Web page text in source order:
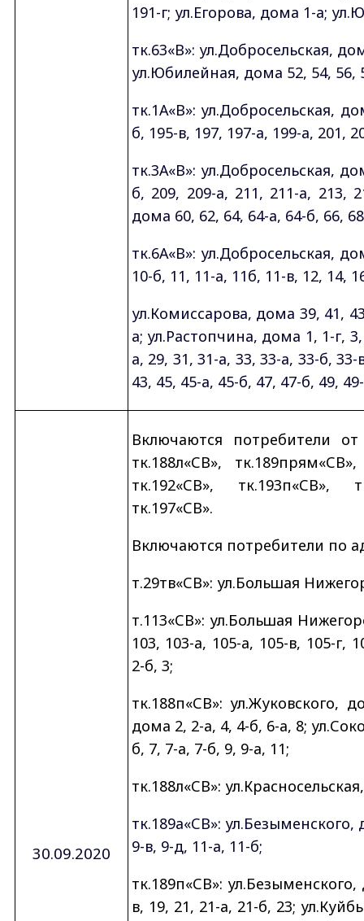
191-г; ул.Егорова, дома 1-а;
тк.63«В»: ул.Добросельская,
ул.Юбилейная, дома 52, 54, 56,
тк.1А«В»: ул.Добросельская,
б, 195-в, 197, 197-а, 199-а, 201,
тк.3А«В»: ул.Добросельская,
б, 209, 209-а, 211, 211-а, 213,
дома 60, 62, 64, 64-а, 64-б, 66,
тк.6А«В»: ул.Добросельская,
10-б, 11, 11-а, 11б, 11-в, 12, 14,
ул.Комиссарова, дома 39, 41,
а; ул.Растопчина, дома 1, 1-г,
а, 29, 31, 31-а, 33, 33-а, 33-б,
43, 45, 45-а, 45-б, 47, 47-б, 49,
30.09.2020
Включаются потребители от
тк.188л«СВ»,
тк.192«СВ», тк.193п«СВ»,
тк.197«СВ».
Включаются потребители по
т.29тв«СВ»: ул.Большая
т.113«СВ»: ул.Большая
103, 103-а, 105-а, 105-в, 105-г,
2-б, 3;
тк.188п«СВ»: ул.Жуковского,
дома 2, 2-а, 4, 4-б, 6-а, 8;
б, 7, 7-а, 7-б, 9, 9-а, 11;
тк.188л«СВ»:
тк.189а«СВ»: ул.Безыменского,
9-в, 9-д, 11-а, 11-б;
тк.189п«СВ»:
в, 19, 21, 21-а, 21-б, 23;